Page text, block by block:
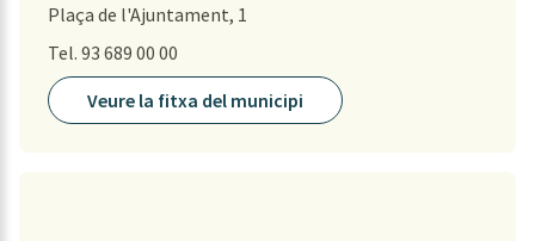
Plaça de l'Ajuntament, 1
Tel. 93 689 00 00
Veure la fitxa del municipi